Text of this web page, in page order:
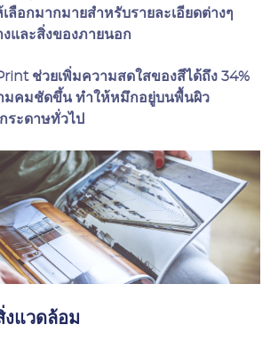
ลือกมากมายสำหรับรายละเอียดต่างๆ
และสิ่งของภายนอก
ช่วยเพิ่มความสดใสของสีได้ถึง 34%
มคมชัดขึ้น ทำให้หมึกอยู่บนพื้นผิว
ระดาษทั่วไป
งแวดล้อม